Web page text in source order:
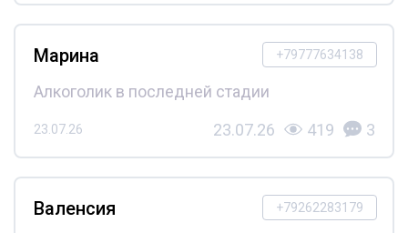
+79777634138
Марина
Алкоголик в последней стадии
23.07.26 23.07.26 419 3
+79262283179
Валенсия